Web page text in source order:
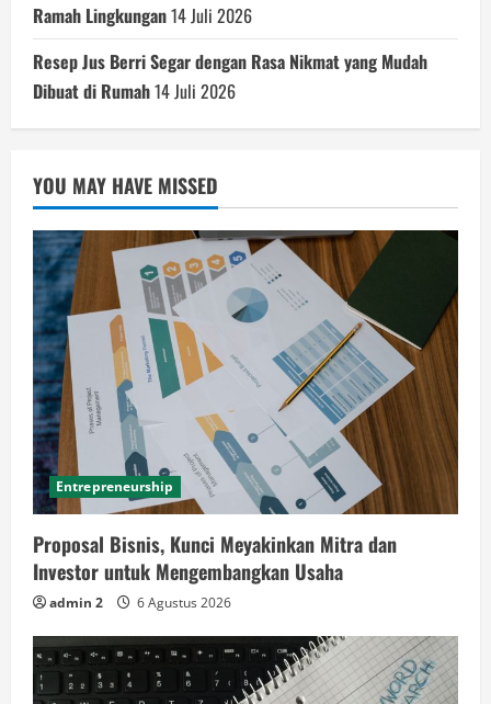
Ramah Lingkungan14 Juli 2026
Resep Jus Berri Segar dengan Rasa Nikmat yang Mudah
Dibuat di Rumah14 Juli 2026
YOU MAY HAVE MISSED
Entrepreneurship
Proposal Bisnis, Kunci Meyakinkan Mitra dan
Investor untuk Mengembangkan Usaha
admin 2 6 Agustus 2026